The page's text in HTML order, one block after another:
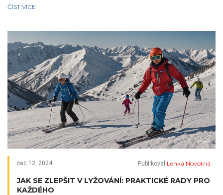
ČÍST VÍCE
čec 12, 2024 Publikoval Lenka Novotná
JAK SE ZLEPŠIT V LYŽOVÁNÍ: PRAKTICKÉ RADY PRO
KAŽDÉHO